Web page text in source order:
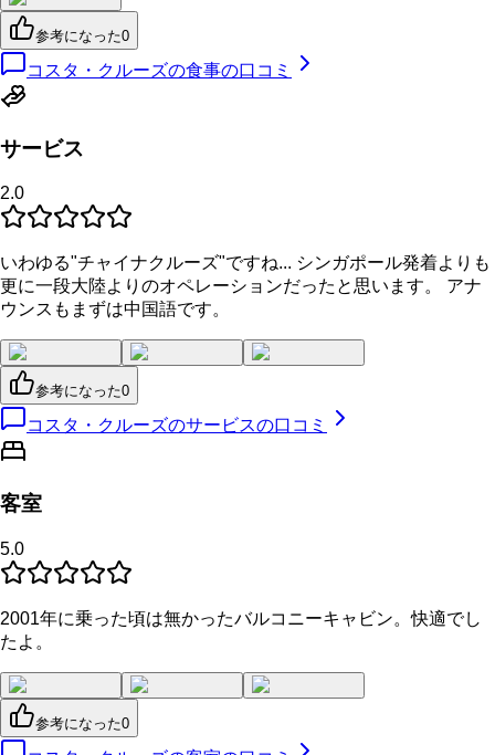
参考になった0
コスタ・クルーズの食事の口コミ
サービス
2.0
いわゆる"チャイナクルーズ"ですね... シンガポール発着よりも
更に一段大陸よりのオペレーションだったと思います。 アナ
ウンスもまずは中国語です。
参考になった0
コスタ・クルーズのサービスの口コミ
客室
5.0
2001年に乗った頃は無かったバルコニーキャビン。快適でし
たよ。
参考になった0